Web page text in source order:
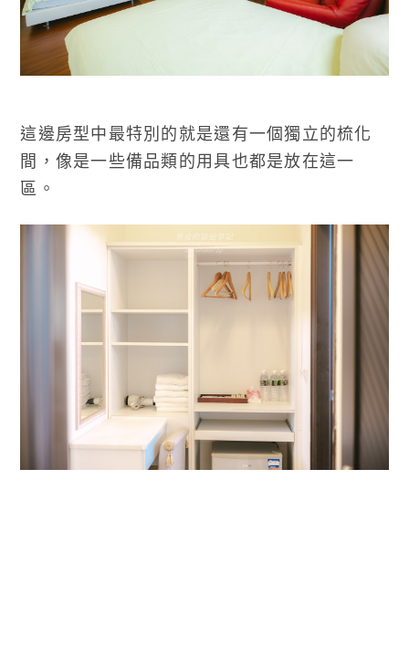
這邊房型中最特別的就是還有一個獨立的梳化
間，像是一些備品類的用具也都是放在這一
區。